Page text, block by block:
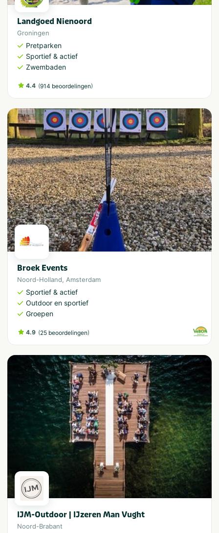
Landgoed Nienoord
Groningen
Pretparken
Sportief & actief
Zwembaden
4.4 (914 beoordelingen)
Broek Events
Noord-Holland, Amsterdam
Sportief & actief
Outdoor en sportief
Groepen
4.9 (25 beoordelingen)
IJM-Outdoor | IJzeren Man Vught
Noord-Brabant